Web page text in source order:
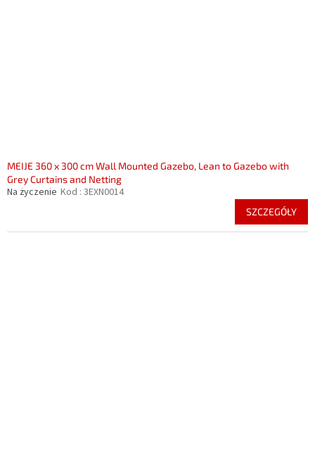
MEIJE 360 x 300 cm Wall Mounted Gazebo, Lean to Gazebo with
Grey Curtains and Netting
Na życzenie Kod : 3EXN0014
SZCZEGÓŁY